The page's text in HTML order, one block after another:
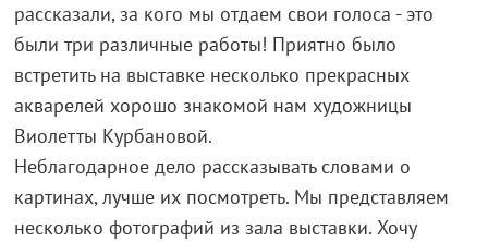
рассказали, за кого мы отдаем свои голоса - это
были три различные работы! Приятно было
встретить на выставке несколько прекрасных
акварелей хорошо знакомой нам художницы
Виолетты Курбановой.
Неблагодарное дело рассказывать словами о
картинах, лучше их посмотреть. Мы представляем
несколько фотографий из зала выставки. Хочу